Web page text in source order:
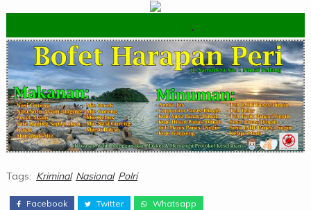
Tags: Kriminal Nasional Polri
Facebook Twitter Whatsapp